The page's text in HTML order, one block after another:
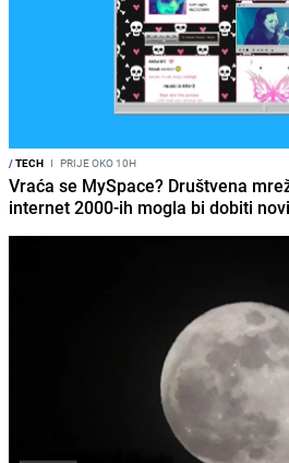
/TECH I PRIJE OKO 10H
Vraća se MySpace? Društvena
internet 2000-ih mogla bi dobiti